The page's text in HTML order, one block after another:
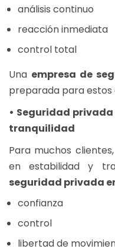
análisis continuo
reacción inmediata
control total
Una empresa de
preparada para estos
• Seguridad
tranquilidad
Para muchos
en estabilidad y
seguridad privada
confianza
control
libertad de